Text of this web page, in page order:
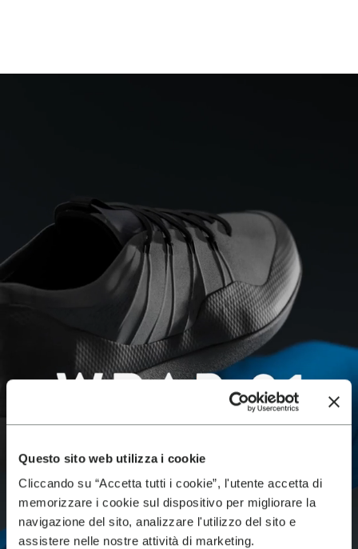
Questo sito web utilizza i cookie
Cliccando su “Accetta tutti i cookie”, l'utente accetta di
memorizzare i cookie sul dispositivo per migliorare la
navigazione del sito, analizzare l'utilizzo del sito e
assistere nelle nostre attività di marketing.